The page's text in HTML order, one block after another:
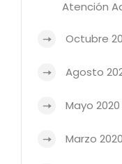
Atención
Octubre
Agosto
Mayo 2020
Marzo 2020